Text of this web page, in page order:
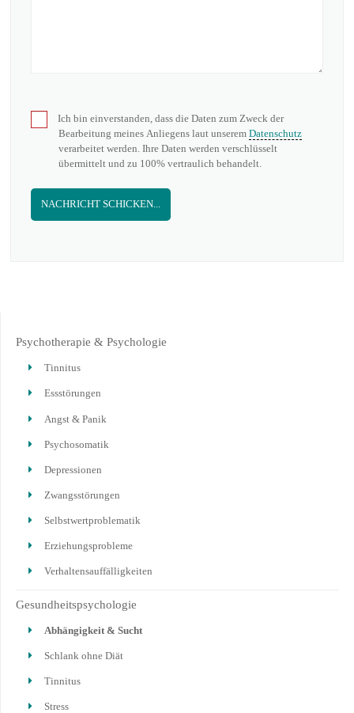
Ich bin einverstanden, dass die Daten zum Zweck der
Bearbeitung meines Anliegens laut unserem Datenschutz
verarbeitet werden. Ihre Daten werden verschlüsselt
übermittelt und zu 100% vertraulich behandelt.
NACHRICHT SCHICKEN...
Psychotherapie & Psychologie
Tinnitus
Essstörungen
Angst & Panik
Psychosomatik
Depressionen
Zwangsstörungen
Selbstwertproblematik
Erziehungsprobleme
Verhaltensauffälligkeiten
Gesundheitspsychologie
Abhängigkeit & Sucht
Schlank ohne Diät
Tinnitus
Stress